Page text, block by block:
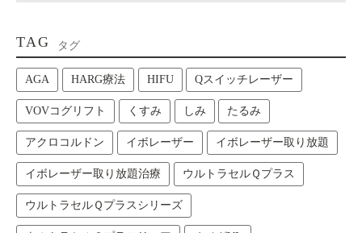
TAG タグ
AGA HARG療法 HIFU Qスイッチレーザー
VOVコグリフト くすみ しみ たるみ
アクロコルドン イボレーザー イボレーザー取り放題
イボレーザー取り放題治療 ウルトラセルＱプラス
ウルトラセルＱプラスシリーズ